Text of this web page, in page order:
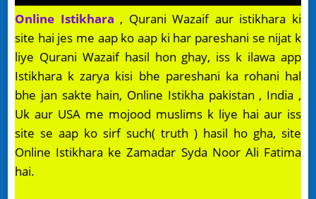
Online Istikhara , Qurani Wazaif aur istikhara ki
site hai jes me aap ko aap ki har pareshani se nijat k
liye Qurani Wazaif hasil hon ghay, iss k ilawa app
Istikhara k zarya kisi bhe pareshani ka rohani hal
bhe jan sakte hain, Online Istikha pakistan , India ,
Uk aur USA me mojood muslims k liye hai aur iss
site se aap ko sirf such( truth ) hasil ho gha, site
Online Istikhara ke Zamadar Syda Noor Ali Fatima
hai.